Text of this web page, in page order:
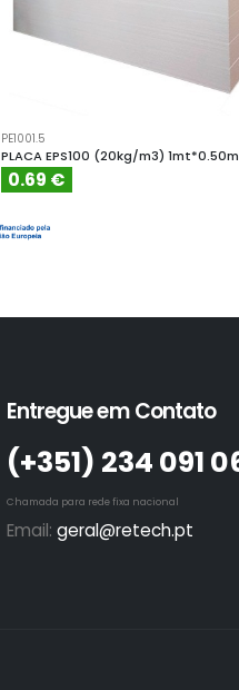
PE1001.5
PLACA EPS100 (20kg/m3)
0.69 €
Entregue em Contato
(+351)­ 234 091
Chamada para rede fixa nacional
Email: geral@retech.pt